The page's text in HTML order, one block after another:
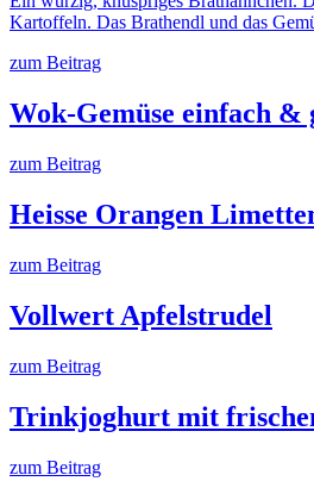
Kartoffeln. Das Brathendl und das
zum Beitrag
Wok-Gemüse einfach &
zum Beitrag
Heisse Orangen
zum Beitrag
Vollwert Apfelstrudel
zum Beitrag
Trinkjoghurt mit
zum Beitrag